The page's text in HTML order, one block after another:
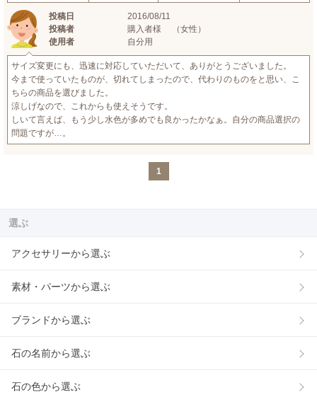
投稿日
2016/08/11
投稿者
購入者様 （女性）
使用者
自分用
サイズ変更にも、迅速に対応していただいて、ありがとうございました。
今まで使っていたものが、切れてしまったので、代わりのものをと思い、こ
ちらの商品を選びました。
涼しげなので、これからも使えそうです。
しいて言えば、もう少し水色が多めでも良かったかなぁ。自分の商品選択の
問題ですが…。
1
選ぶ
アクセサリーから選ぶ
素材・パーツから選ぶ
ブランドから選ぶ
石の名前から選ぶ
石の色から選ぶ